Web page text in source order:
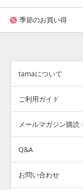
季節のお買い得
tamaについて
ご利用ガイド
メールマガジン購読
Q&A
お問い合わせ